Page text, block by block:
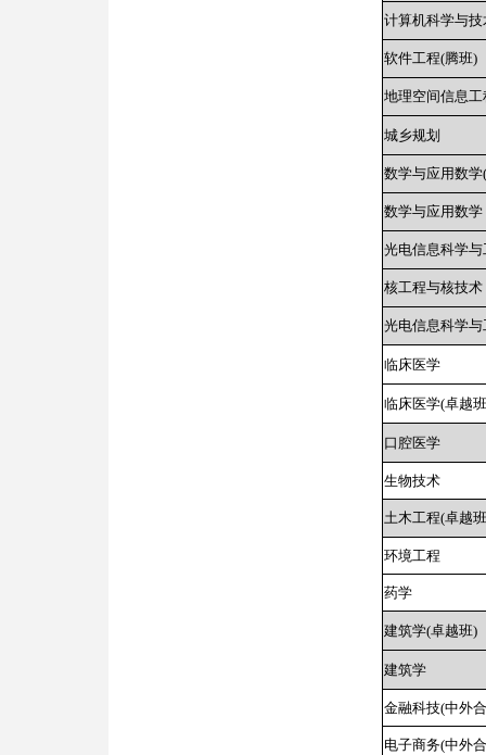
计算机科学与
软件工程(腾班)
地理空间信息
城乡规划
数学与应用数学
数学与应用数学
光电信息科学与
核工程与核技术
光电信息科学
临床医学
临床医学(卓越
口腔医学
生物技术
土木工程(卓越
环境工程
药学
建筑学(卓越班)
建筑学
金融科技(中外
电子商务(中外